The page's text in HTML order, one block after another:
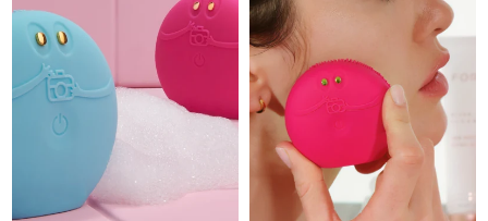
FOREO APP
关于我们
哈萨克斯坦 8/12/26
科威特 预计送达日期 8/10/26
拉脱维亚 预计送达日期 8/10/26
预计送达日期 8/11/26
预计送达日期 8/10/26